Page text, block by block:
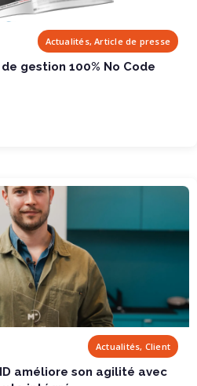
No Code
Actualités, Article de presse
gestion 100% No Code
Actualités, Client
ID améliore son agilité avec